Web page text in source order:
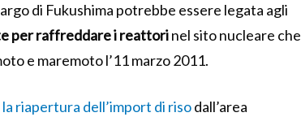
di Fukushima potrebbe essere legata agli
per raffreddare i reattorinel sito nucleare che
e maremoto l’11 marzo 2011.
riapertura dell’import di risodall’area